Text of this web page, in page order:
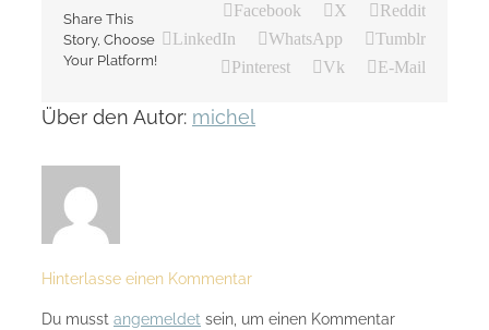
Share This
Story, Choose
Your Platform!
Facebook X
Reddit
LinkedIn
WhatsApp
Tumblr
Pinterest
Vk E-Mail
Über den Autor: michel
Hinterlasse einen Kommentar
Du musst angemeldet sein, um einen Kommentar